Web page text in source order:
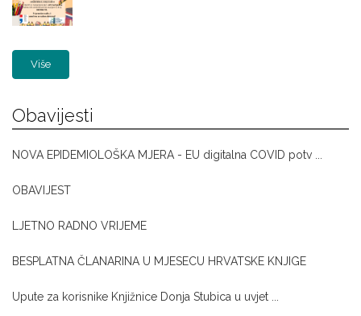
Više
Obavijesti
NOVA EPIDEMIOLOŠKA MJERA - EU digitalna COVID potv ...
OBAVIJEST
LJETNO RADNO VRIJEME
BESPLATNA ČLANARINA U MJESECU HRVATSKE KNJIGE
Upute za korisnike Knjižnice Donja Stubica u uvjet ...